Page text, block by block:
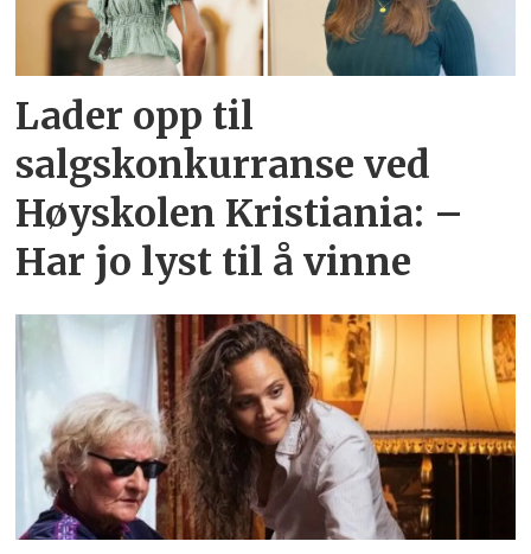
Lader opp til
salgskonkurranse ved
Høyskolen Kristiania: –
Har jo lyst til å vinne